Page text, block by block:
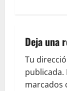
Deja una
Tu
publicada.
marcados